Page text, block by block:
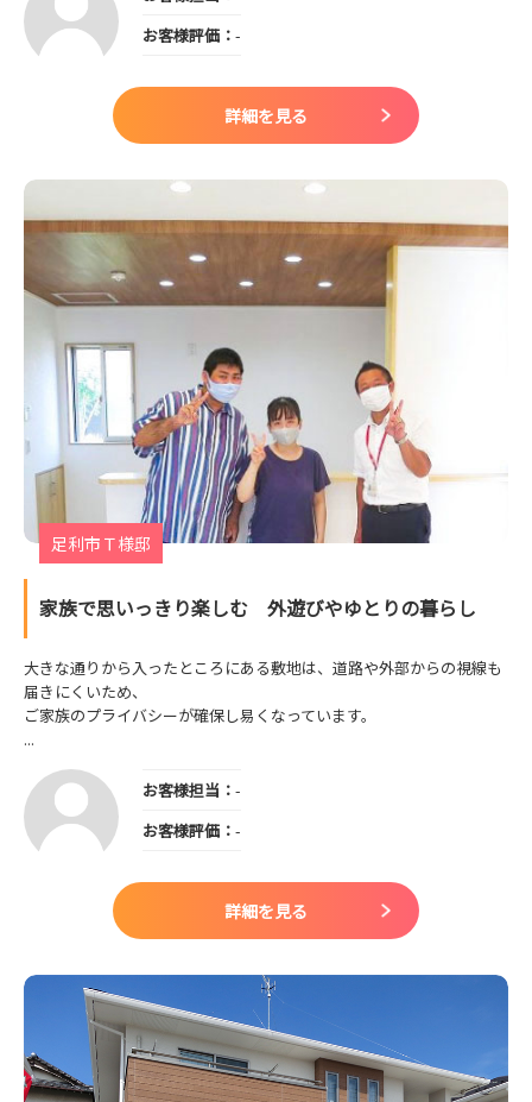
お客様評価： -
詳細を見る
足利市Ｔ様邸
家族で思いっきり楽しむ 外遊びやゆとりの暮らし
大きな通りから入ったところにある敷地は、道路や外部からの視線も
届きにくいため、
ご家族のプライバシーが確保し易くなっています。
...
お客様担当： -
お客様評価： -
詳細を見る